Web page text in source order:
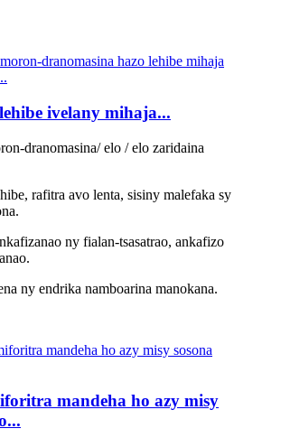
ivelany mihaja...
dranomasina/ elo / elo zaridaina
rafitra avo lenta, sisiny malefaka sy
ny fialan-tsasatrao, ankafizo
ny endrika namboarina manokana.
mandeha ho azy misy